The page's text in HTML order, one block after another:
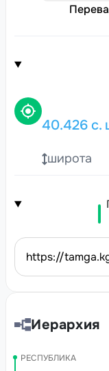
40.426 с.
широта
https://
Иерархия
РЕСПУБЛИКА